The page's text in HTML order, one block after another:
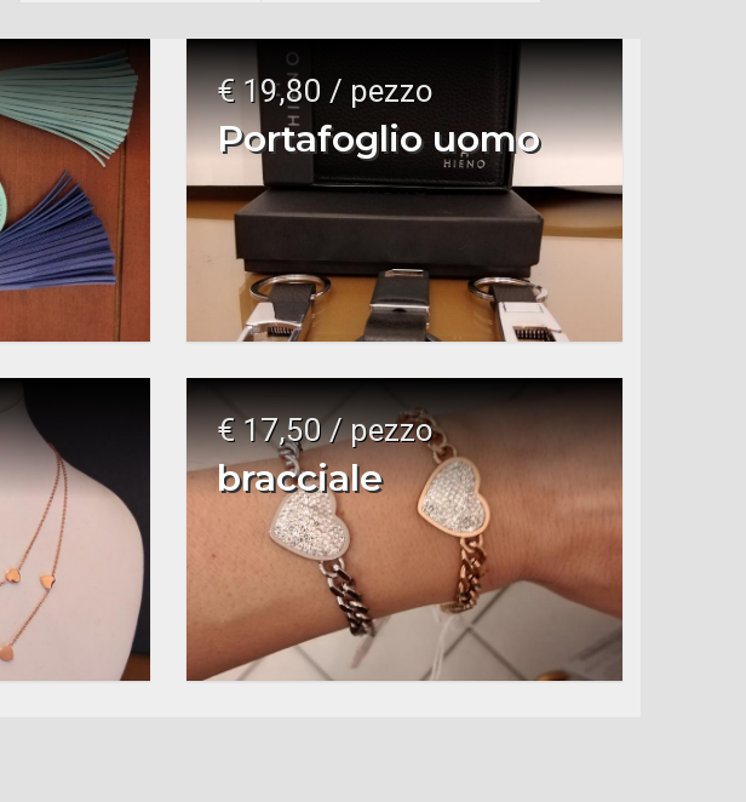
€ 19,80 / pezzo
Portafoglio uomo
€ 17,50 / pezzo
bracciale